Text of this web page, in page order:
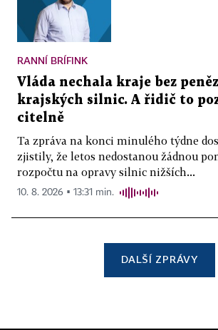
RANNÍ BRÍFINK
Vláda nechala kraje bez
krajských silnic. A řidič to
citelně
Ta zpráva na konci minulého týdne
zjistily, že letos nedostanou žádnou
rozpočtu na opravy silnic nižších...
10. 8. 2026 ▪ 13:31 min.
DALŠÍ ZPRÁVY